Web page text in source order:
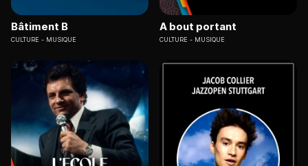
Bâtiment B
CULTURE MUSIQUE
A bout portant
CULTURE MUSIQUE